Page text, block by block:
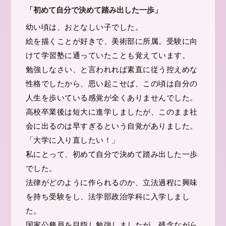
「初めて自分で決めて踏み出した一歩」
幼い頃は、おとなしい子でした。
絵を描くことが好きで、美術部に所属。受験に向
けて学習塾に通っていたことも覚えています。
勉強しなさい、と言われれば素直に従う控えめな
性格でしたから、思い起こせば、この頃は自分の
人生を歩いている感覚が全くありませんでした。
高校卒業後は短大に進学しましたが、このまま社
会に出るのは早すぎるという自覚がありました。
「大学に入り直したい！」
私にとって、初めて自分で決めて踏み出した一歩
でした。
法律がどのように作られるのか、立法過程に興味
を持ち受験をし、法学部政治学科に入学しまし
た。